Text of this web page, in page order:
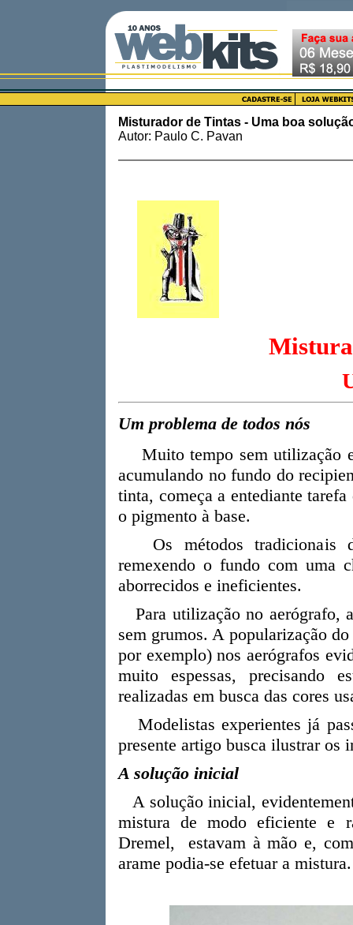
Misturador de Tintas - Uma boa
Autor: Paulo C. Pavan
Uma
Um problema de todos nós
Muito tempo sem utilização
acumulando no fundo do
tinta, começa a entediante
o pigmento à base.
Os métodos tradicionais
remexendo o fundo com uma
aborrecidos e ineficientes.
Para utilização no aerógrafo,
sem grumos. A popularização
por exemplo) nos aerógrafos
muito espessas, precisando
realizadas em busca das cores
Modelistas experientes já
presente artigo busca ilustrar os
A solução inicial
A solução inicial,
mistura de modo eficiente e
Dremel, estavam à mão e,
arame podia-se efetuar a mistura.